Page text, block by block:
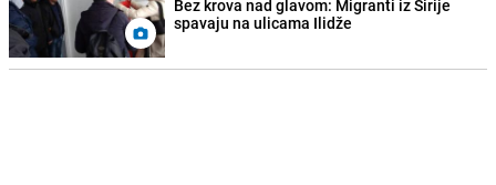
Bez krova nad glavom: Migranti iz Sirije
spavaju na ulicama Ilidže